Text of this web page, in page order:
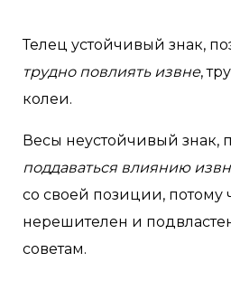
Телец устойчивый знак,
трудно повлиять извне,
колеи.
Весы неустойчивый знак,
поддаваться влиянию
со своей позиции, потому
нерешителен и
советам.